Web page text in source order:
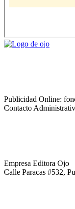
Publicidad Online:
Contacto
Empresa Editora Ojo
Calle Paracas #532,